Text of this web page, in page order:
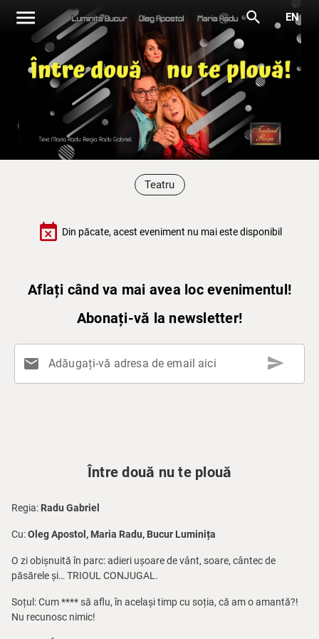
menu search EN
Teatru
event_busy Din păcate, acest eveniment nu mai este disponibil
Aflați când va mai avea loc evenimentul!
Abonați-vă la newsletter!
mail Adăugați-vă adresa de email aici send
Între două nu te plouă
Regia: Radu Gabriel
Cu:Oleg Apostol, Maria Radu, Bucur Luminița
O zi obișnuită în parc: adieri ușoare de vânt, soare, cântec de
păsărele și… TRIOUL CONJUGAL.
Soțul: Cum **** să aflu, în același timp cu soția, că am o amantă?!
Nu recunosc nimic!